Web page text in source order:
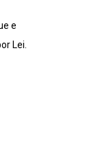
e
Lei.